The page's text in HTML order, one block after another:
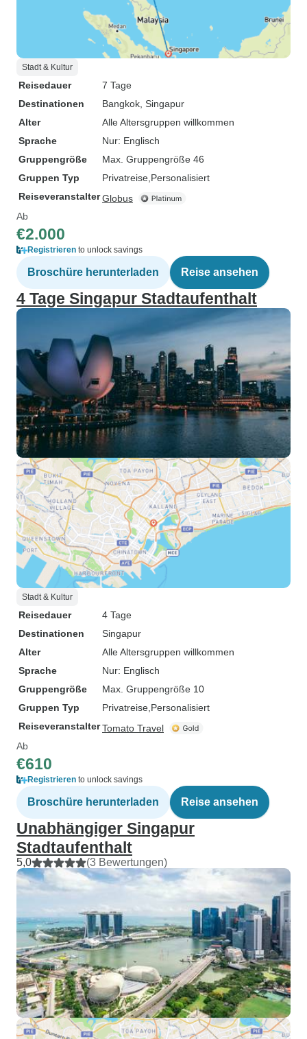
Stadt & Kultur
Reisedauer
7 Tage
Destinationen
Bangkok , Singapur
Alter
Alle Altersgruppen willkommen
Sprache
Nur: Englisch
Gruppengröße
Max. Gruppengröße 46
Gruppen Typ
Privatreise Personalisiert
ReiseveranstalterGlobus
Ab
€2.000
Registrieren to unlock savings
Broschüre herunterladen Reise ansehen
4 Tage Singapur Stadtaufenthalt
Stadt & Kultur
Reisedauer
4 Tage
Destinationen
Singapur
Alter
Alle Altersgruppen willkommen
Sprache
Nur: Englisch
Gruppengröße
Max. Gruppengröße 10
Gruppen Typ
Privatreise Personalisiert
ReiseveranstalterTomato Travel
Ab
€610
Registrieren to unlock savings
Broschüre herunterladen Reise ansehen
Unabhängiger Singapur
Stadtaufenthalt
5,0 (3 Bewertungen)